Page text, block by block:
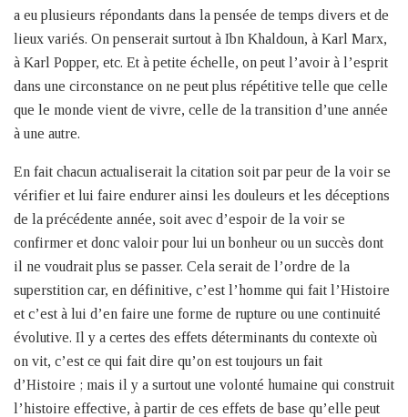
a eu plusieurs répondants dans la pensée de temps divers et de
lieux variés. On penserait surtout à Ibn Khaldoun, à Karl Marx,
à Karl Popper, etc. Et à petite échelle, on peut l’avoir à l’esprit
dans une circonstance on ne peut plus répétitive telle que celle
que le monde vient de vivre, celle de la transition d’une année
à une autre.
En fait chacun actualiserait la citation soit par peur de la voir se
vérifier et lui faire endurer ainsi les douleurs et les déceptions
de la précédente année, soit avec d’espoir de la voir se
confirmer et donc valoir pour lui un bonheur ou un succès dont
il ne voudrait plus se passer. Cela serait de l’ordre de la
superstition car, en définitive, c’est l’homme qui fait l’Histoire
et c’est à lui d’en faire une forme de rupture ou une continuité
évolutive. Il y a certes des effets déterminants du contexte où
on vit, c’est ce qui fait dire qu’on est toujours un fait
d’Histoire ; mais il y a surtout une volonté humaine qui construit
l’histoire effective, à partir de ces effets de base qu’elle peut